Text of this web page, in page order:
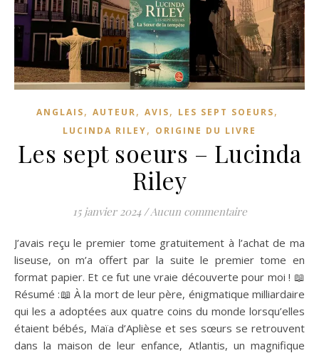
ANGLAIS, AUTEUR, AVIS, LES SEPT SOEURS,
LUCINDA RILEY, ORIGINE DU LIVRE
Les sept soeurs – Lucinda
Riley
15 janvier 2024 / Aucun commentaire
J’avais reçu le premier tome gratuitement à l’achat de ma
liseuse, on m’a offert par la suite le premier tome en
format papier. Et ce fut une vraie découverte pour moi ! 📖
Résumé :📖 À la mort de leur père, énigmatique milliardaire
qui les a adoptées aux quatre coins du monde lorsqu’elles
étaient bébés, Maïa d’Aplièse et ses sœurs se retrouvent
dans la maison de leur enfance, Atlantis, un magnifique